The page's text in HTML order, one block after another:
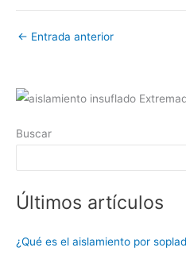
← Entrada anterior
Buscar
Últimos artículos
¿Qué es el aislamiento por